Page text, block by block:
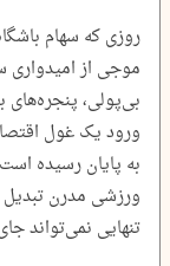
روزی که سهام
موجی از امیدواری
بی‌پولی، پنجره‌های
ورود یک غول
به پایان رسیده
ورزشی مدرن
تنهایی نمی‌تواند